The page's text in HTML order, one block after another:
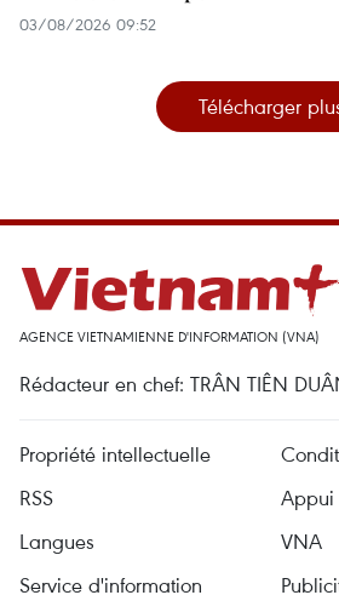
03/08/2026 09:52
Télécharger
AGENCE VIETNAMIENNE D'INFORMATION (VNA)
Rédacteur en chef: TRÂN TIÊN
Propriété intellectuelle
RSS
Appui
Langues
VNA
Service d'information